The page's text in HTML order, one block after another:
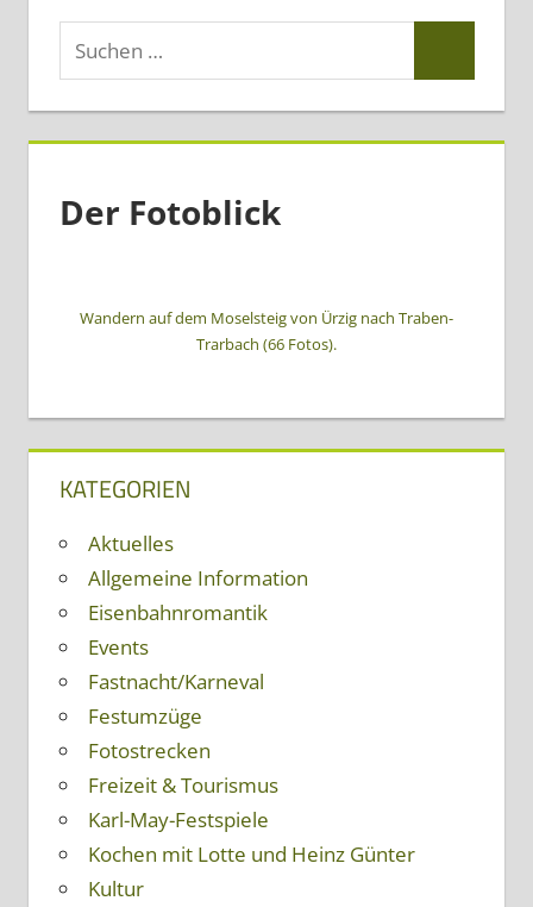
Suchen
nach:
Der Fotoblick
Wandern auf dem Moselsteig von Ürzig nach Traben-
Trarbach (66 Fotos).
KATEGORIEN
Aktuelles
Allgemeine Information
Eisenbahnromantik
Events
Fastnacht/Karneval
Festumzüge
Fotostrecken
Freizeit & Tourismus
Karl-May-Festspiele
Kochen mit Lotte und Heinz Günter
Kultur